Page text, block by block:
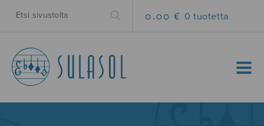
0.00 € 0 tuotetta
MENU